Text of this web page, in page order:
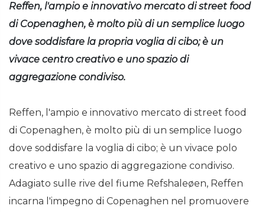
Reffen, l'ampio e innovativo mercato di street food
di Copenaghen, è molto più di un semplice luogo
dove soddisfare la propria voglia di cibo; è un
vivace centro creativo e uno spazio di
aggregazione condiviso.
Reffen, l'ampio e innovativo mercato di street food
di Copenaghen, è molto più di un semplice luogo
dove soddisfare la voglia di cibo; è un vivace polo
creativo e uno spazio di aggregazione condiviso.
Adagiato sulle rive del fiume Refshaleøen, Reffen
incarna l'impegno di Copenaghen nel promuovere